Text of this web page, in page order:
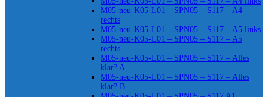
M05-neu-K05-L01 – SPN05 – S117 – A4
rechts
M05-neu-K05-L01 – SPN05 – S117 – A5 links
M05-neu-K05-L01 – SPN05 – S117 – A5
rechts
M05-neu-K05-L01 – SPN05 – S117 – Alles
klar? A
M05-neu-K05-L01 – SPN05 – S117 – Alles
klar? B